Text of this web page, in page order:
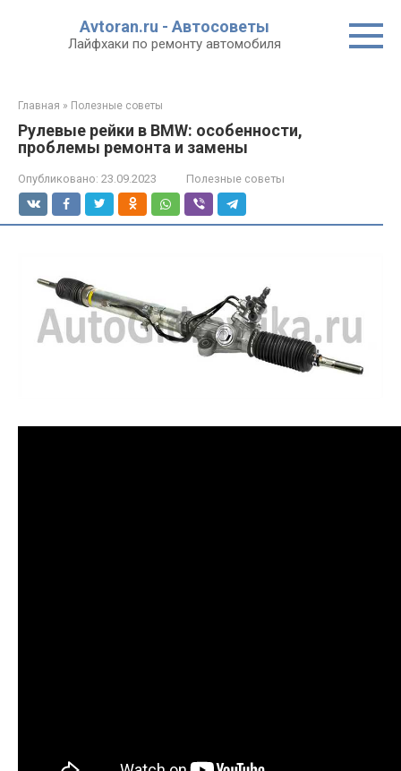
Avtoran.ru - Автосоветы
Лайфхаки по ремонту автомобиля
Главная » Полезные советы
Рулевые рейки в BMW: особенности,
проблемы ремонта и замены
Опубликовано: 23.09.2023 Полезные советы